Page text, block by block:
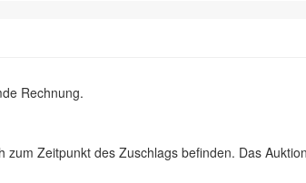
Rechnung.
Zeitpunkt des Zuschlags befinden. Das